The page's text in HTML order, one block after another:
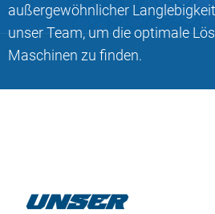
außergewöhnlicher
unser Team, um die optimale
Maschinen zu finden.
UNSER